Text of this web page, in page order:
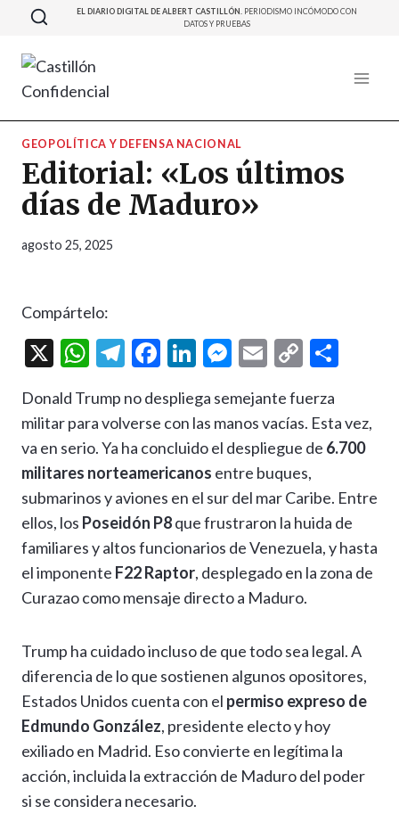
Saltar
contenido
EL DIARIO DIGITAL DE ALBERT CASTILLÓN. PERIODISMO INCÓMODO CON
DATOS Y PRUEBAS
GEOPOLÍTICA Y DEFENSA NACIONAL
Editorial: «Los últimos
días de Maduro»
agosto 25, 2025
Compártelo:
X
W
at
s
A
p
p
T
e
gr
a
m
F
e
b
o
o
k
Li
ke
dI
n
M
se
n
g
er
E
ai
l
C
p
y
Li
n
k
p
ti
r
Donald Trump no despliega semejante fuerza
militar para volverse con las manos vacías. Esta vez,
va en serio. Ya ha concluido el despliegue de 6.700
militares norteamericanos entre buques,
submarinos y aviones en el sur del mar Caribe. Entre
ellos, los Poseidón P8que frustraron la huida de
familiares y altos funcionarios de Venezuela, y hasta
el imponente F22 Raptor, desplegado en la zona de
Curazao como mensaje directo a Maduro.
Trump ha cuidado incluso de que todo sea legal. A
diferencia de lo que sostienen algunos opositores,
Estados Unidos cuenta con el permiso expreso de
Edmundo González, presidente electo y hoy
exiliado en Madrid. Eso convierte en legítima la
acción, incluida la extracción de Maduro del poder
si se considera necesario.